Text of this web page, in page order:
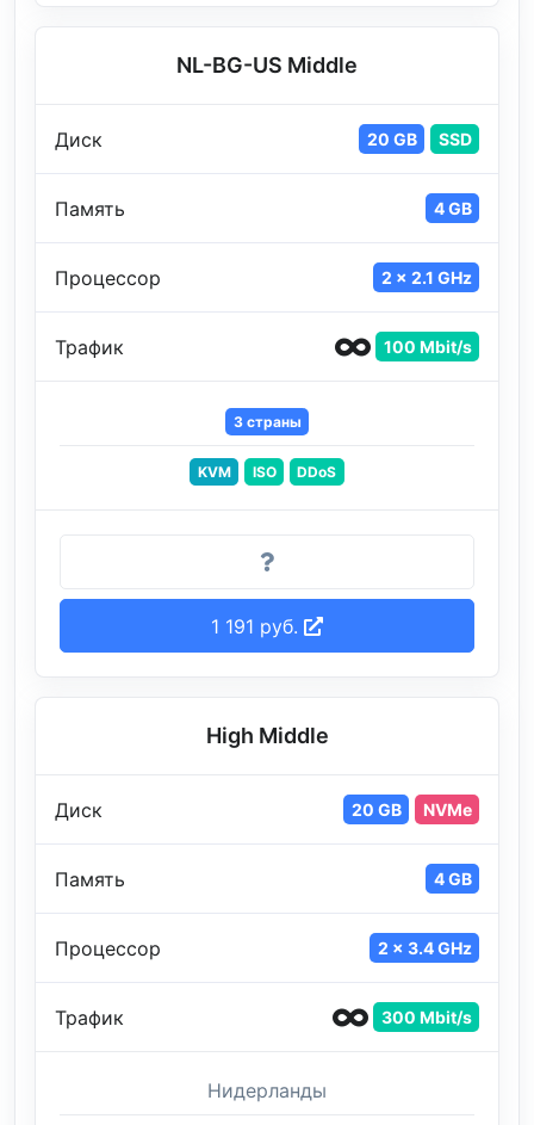
NL-BG-US Middle
Диск 20 GB SSD
Память 4 GB
Процессор 2 x 2.1 GHz
Трафик 100 Mbit/s
3 страны
KVM ISO DDoS
1 191 руб.
High Middle
Диск 20 GB NVMe
Память 4 GB
Процессор 2 x 3.4 GHz
Трафик 300 Mbit/s
Нидерланды